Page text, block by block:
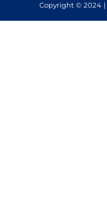
Copyright © 2024 |